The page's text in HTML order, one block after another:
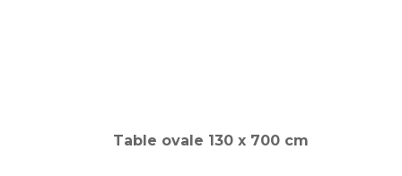
Table ovale 130 x 700 cm